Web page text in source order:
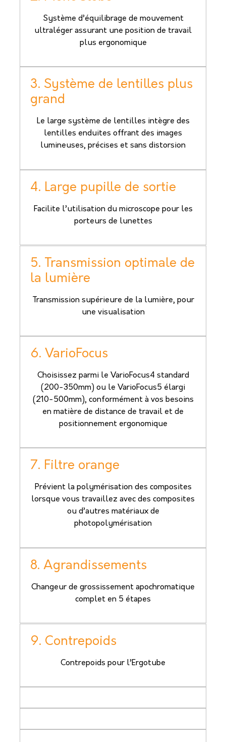
Système d’équilibrage de mouvement
ultraléger assurant une position de travail
plus ergonomique
3. Système de lentilles plus
grand
Le large système de lentilles intègre des
lentilles enduites offrant des images
lumineuses, précises et sans distorsion
4. Large pupille de sortie
Facilite l’utilisation du microscope pour les
porteurs de lunettes
5. Transmission optimale de
la lumière
Transmission supérieure de la lumière, pour
une visualisation
6. VarioFocus
Choisissez parmi le VarioFocus4 standard
(200-350mm) ou le VarioFocus5 élargi
(210-500mm), conformément à vos besoins
en matière de distance de travail et de
positionnement ergonomique
7. Filtre orange
Prévient la polymérisation des composites
lorsque vous travaillez avec des composites
ou d’autres matériaux de
photopolymérisation
8. Agrandissements
Changeur de grossissement apochromatique
complet en 5 étapes
9. Contrepoids
Contrepoids pour l’Ergotube